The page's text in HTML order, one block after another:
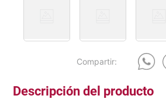
Descripción del producto